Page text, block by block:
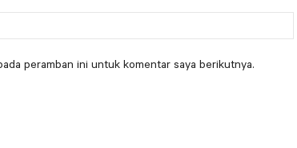
peramban ini untuk komentar saya berikutnya.